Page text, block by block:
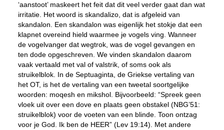
‘aanstoot’ maskeert het feit dat dit veel verder gaat dan wat
irritatie. Het woord is skandalizo, dat is afgeleid van
skandalon. Een skandalon was eigenlijk het stokje dat een
klapnet overeind hield waarmee je vogels ving. Wanneer
de vogelvanger dat wegtrok, was de vogel gevangen en
ten dode opgeschreven. We vinden skandalon daarom
vaak vertaald met val of valstrik, of soms ook als
struikelblok. In de Septuaginta, de Griekse vertaling van
het OT, is het de vertaling van een tweetal soortgelijke
woorden: moqesh en mikshol. Bijvoorbeeld: “Spreek geen
vloek uit over een dove en plaats geen obstakel (NBG’51:
struikelblok) voor de voeten van een blinde. Toon ontzag
voor je God. Ik ben de HEER” (Lev 19:14). Met andere